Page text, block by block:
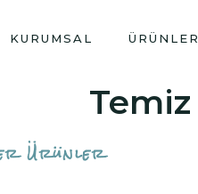
KURUMSAL
Ürünler